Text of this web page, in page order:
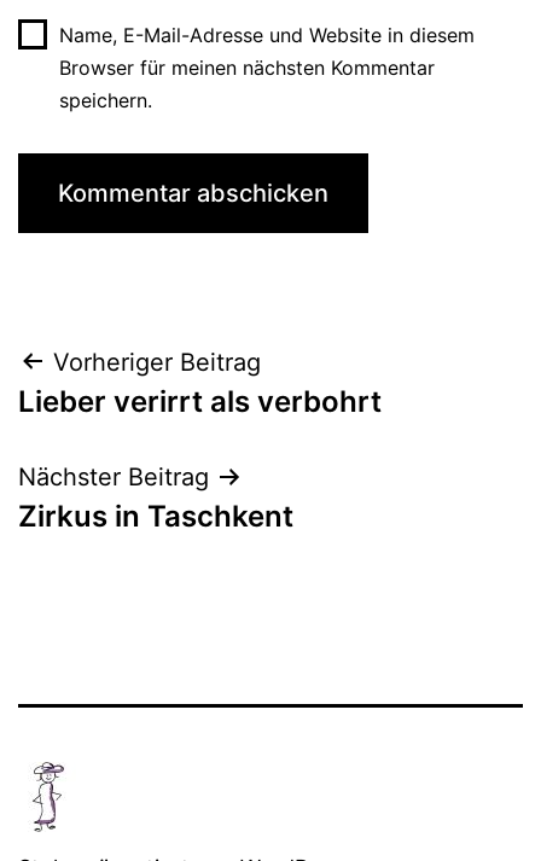
Name, E-Mail-Adresse und Website in diesem
Browser für meinen nächsten Kommentar
speichern.
Beitragsnavigation
Vorheriger Beitrag
Lieber verirrt als verbohrt
Nächster Beitrag
Zirkus in Taschkent